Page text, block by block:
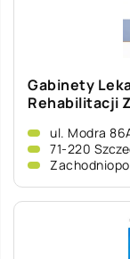
Gabinety
Rehabilitacji
ul. Modra
71-220